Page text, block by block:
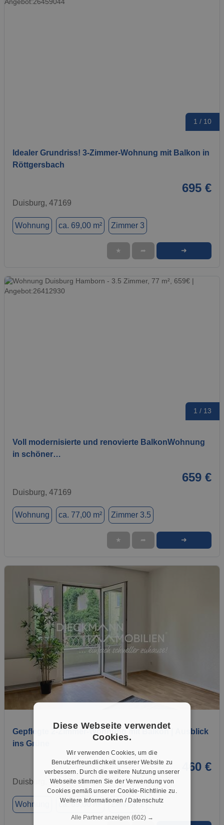
1 / 10
Idealer Grundriss! 3-Zimmer-Wohnung mit Balkon in
Röttgersbach
695 €
Duisburg, 47169
Wohnung ca. 69,00 m² Zimmer 3
★ ➦ ➜
1 / 13
Voll modernisierte und renovierte BalkonWohnung
in schöner…
659 €
Duisburg, 47169
Wohnung ca. 77,00 m² Zimmer 3.5
★ ➦ ➜
1 / 10
Gepflegte 2-Zimmer-Wohnung mit Balkon | Ausblick
ins Grüne
460 €
Duisburg, 47169
Wohnung ca. 69,00 m² Zimmer 2
Diese Webseite verwendet
Cookies.
Wir verwenden Cookies, um die
Benutzerfreundlichkeit unserer Website zu
verbessern. Durch die weitere Nutzung unserer
Webseite stimmen Sie der Verwendung von
Cookies gemäß unserer Cookie-Richtlinie zu.
Weitere Informationen / Datenschutz
Alle Partner anzeigen (602) →